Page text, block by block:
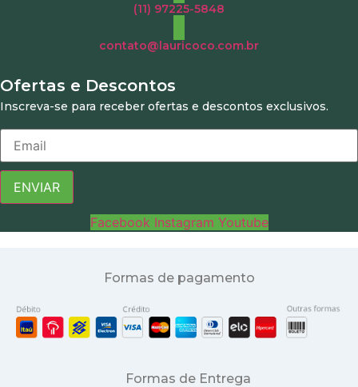
(11) 97225-5848
contato@lauricoco.com.br
Ofertas e Descontos
Inscreva-se para receber ofertas e descontos exclusivos.
ENVIAR
Facebook Instagram Youtube
Formas de pagamento
Formas de Entrega